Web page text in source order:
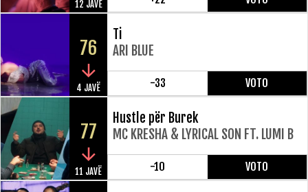
12 JAVË
76
4 JAVË
Ti
ARI BLUE
-33 VOTO
77
11 JAVË
Hustle për Burek
MC KRESHA & LYRICAL SON FT. LUMI B
-10 VOTO